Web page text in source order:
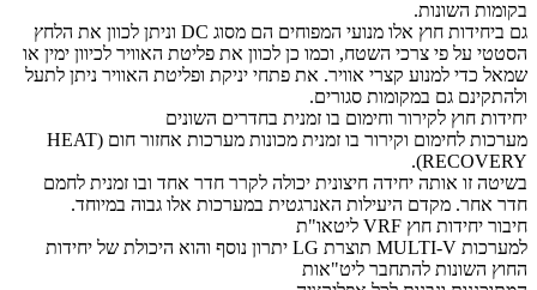
בקומות השונות.
גם ביחידות חוץ אלו מנועי המפוחים הם מסוג DC וניתן לכוון את הלחץ
הסטטי על פי צרכי השטח, וכמו כן לכוון את פליטת האוויר לכיוון ימין או
שמאל כדי למנוע קצרי אוויר. את פתחי יניקת ופליטת האוויר ניתן לתעל
ולהתקינם גם במקומות סגורים.
יחידות חוץ לקירור וחימום בו זמנית בחדרים השונים
מערכות לחימום וקירור בו זמנית מכונות מערכות אחזור חום (HEAT
RECOVERY).
בשיטה זו אותה יחידה חיצונית יכולה לקרר חדר אחד ובו זמנית לחמם
חדר אחר. מקדם היעילות האנרגטית במערכות אלו גבוה במיוחד.
חיבור יחידות חוץ VRF ליטאו"ת
למערכות MULTI-V תוצרת LG יתרון נוסף והוא היכולת של יחידות
החוץ השונות להתחבר ליט"אות